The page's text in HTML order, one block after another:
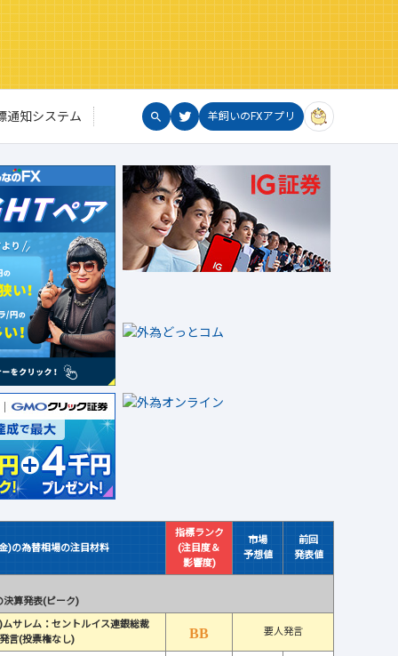
通知システム 羊飼いのFXアプリ
)の為替相場の注目材料
指標ランク
(注目度＆
影響度)
市場
予想値
前回
発表値
決算発表(ピーク)
ムサレム：セントルイス連銀総裁
言(投票権なし)
要人発言